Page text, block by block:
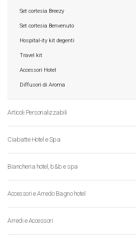
Set cortesia Breezy
Set cortesia Benvenuto
Hospital-ity kit degenti
Travel kit
Accessori Hotel
Diffusori di Aroma
Articoli Personalizzabili
Ciabatte Hotel e Spa
Biancheria hotel, b&b e spa
Accessori e Arredo Bagno hotel
Arredi e Accessori